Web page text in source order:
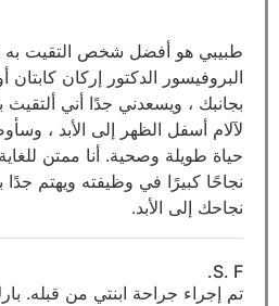
طبيبي هو أفضل شخص التقيت به
البروفيسور الدكتور إركان
بجانبك ، ويسعدني جدًا أني
لآلام أسفل الظهر إلى الأبد ،
حياة طويلة وصحية. أنا ممتن
نجاحًا كبيرًا في وظيفته ويهتم
نجاحك إلى الأبد.
S. F.
تم إجراء جراحة ابنتي من قبله.